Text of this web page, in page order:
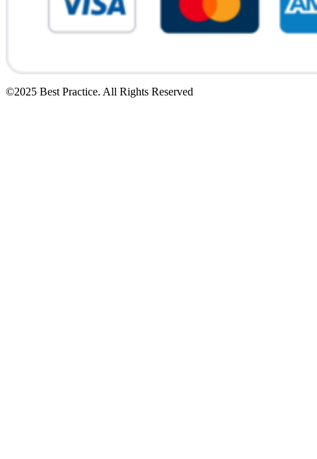
©2025 Best Practice. All Rights Reserved